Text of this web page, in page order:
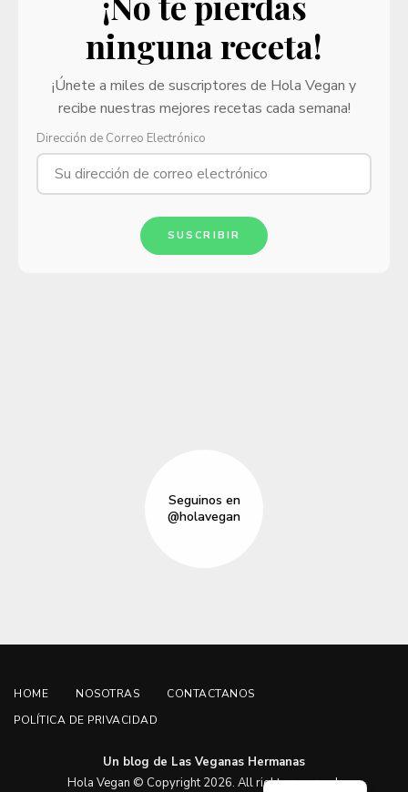
ninguna receta!
¡Únete a miles de suscriptores de Hola Vegan y
recibe nuestras mejores recetas cada semana!
Dirección de Correo Electrónico
SUSCRIBIR
Seguinos en
@holavegan
HOME NOSOTRAS
CONTACTANOS
POLÍTICA DE PRIVACIDAD
Un blog de Las Veganas Hermanas
Hola Vegan © Copyright 2026. All rights reserved.
English